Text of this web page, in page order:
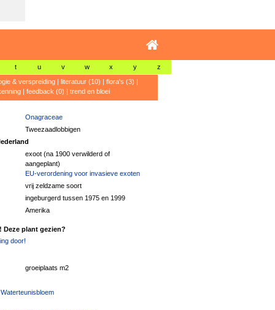
t u v w x y z
& verspreiding| literatuur (10) | flora's (3) |
| feedback (0) | trend en bloei
Onagraceae
Tweezaadlobbigen
exoot (na 1900 verwilderd of
aangeplant)
EU-verordening voor invasieve exoten
vrij zeldzame soort
ingeburgerd tussen 1975 en 1999
Amerika
Deze plant gezien?
door!
groeiplaats m2